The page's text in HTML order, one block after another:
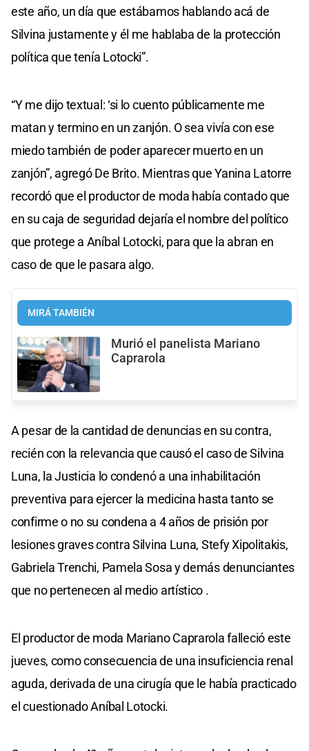
este año, un día que estábamos hablando acá de
Silvina justamente y él me hablaba de la protección
política que tenía Lotocki”.
“Y me dijo textual: ‘si lo cuento públicamente me
matan y termino en un zanjón. O sea vivía con ese
miedo también de poder aparecer muerto en un
zanjón”, agregó De Brito. Mientras que Yanina Latorre
recordó que el productor de moda había contado que
en su caja de seguridad dejaría el nombre del político
que protege a Aníbal Lotocki, para que la abran en
caso de que le pasara algo.
MIRÁ TAMBIÉN
Murió el panelista Mariano
Caprarola
A pesar de la cantidad de denuncias en su contra,
recién con la relevancia que causó el caso de Silvina
Luna, la Justicia lo condenó a una inhabilitación
preventiva para ejercer la medicina hasta tanto se
confirme o no su condena a 4 años de prisión por
lesiones graves contra Silvina Luna, Stefy Xipolitakis,
Gabriela Trenchi, Pamela Sosa y demás denunciantes
que no pertenecen al medio artístico .
El productor de moda Mariano Caprarola falleció este
jueves, como consecuencia de una insuficiencia renal
aguda, derivada de una cirugía que le había practicado
el cuestionado Aníbal Lotocki.